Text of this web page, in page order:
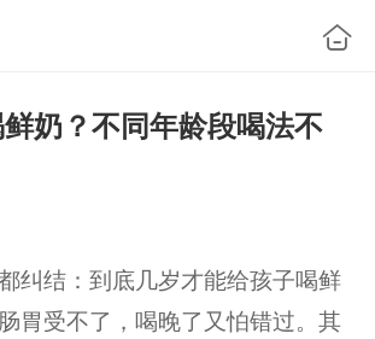
奶？不同年龄段喝法不
结：到底几岁才能给孩子喝鲜
胃受不了，喝晚了又怕错过。其